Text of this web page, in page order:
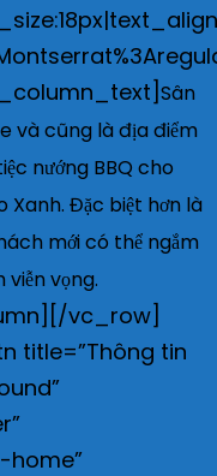
Sân
và cũng là địa điểm
nướng BBQ cho
Xanh. Đặc biệt hơn là
mới có thể ngắm
vọng.
vc_row]
title=”Thông tin